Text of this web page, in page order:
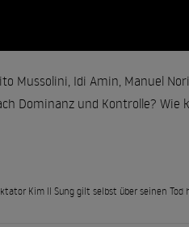
Mussolini, Idi Amin, Manuel
Dominanz und Kontrolle? Wie
Kim Il Sung gilt selbst über seinen